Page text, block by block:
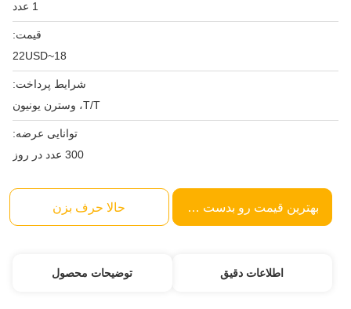
1 عدد
قیمت:
18~22USD
شرایط پرداخت:
T/T، وسترن یونیون
توانایی عرضه:
300 عدد در روز
بهترین قیمت رو بدست بیار حالا حرف بزن
اطلاعات دقیق توضیحات محصول